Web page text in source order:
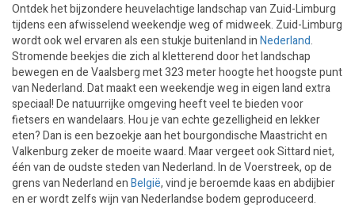
Ontdek het bijzondere heuvelachtige landschap van Zuid-Limburg
tijdens een afwisselend weekendje weg of midweek. Zuid-Limburg
wordt ook wel ervaren als een stukje buitenland inNederland.
Stromende beekjes die zich al kletterend door het landschap
bewegen en de Vaalsberg met 323 meter hoogte het hoogste punt
van Nederland. Dat maakt een weekendje weg in eigen land extra
speciaal! De natuurrijke omgeving heeft veel te bieden voor
fietsers en wandelaars. Hou je van echte gezelligheid en lekker
eten? Dan is een bezoekje aan het bourgondische Maastricht en
Valkenburg zeker de moeite waard. Maar vergeet ook Sittard niet,
één van de oudste steden van Nederland. In de Voerstreek, op de
grens van Nederland enBelgië, vind je beroemde kaas en abdijbier
en er wordt zelfs wijn van Nederlandse bodem geproduceerd.